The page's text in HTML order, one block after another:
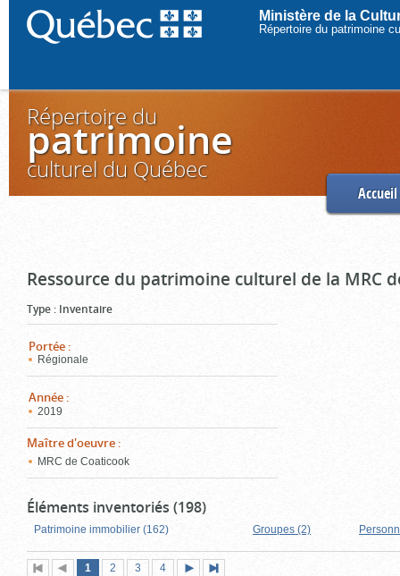
Ministère de la
Répertoire du patrimoine
Répertoire du
patrimoine
culturel du Québec
Accueil
Ressource du patrimoine culturel de la MRC
Type : Inventaire
Portée :
Régionale
Année :
2019
Maître d'oeuvre :
MRC de Coaticook
Éléments inventoriés (198)
Patrimoine immobilier (162) Groupes (2)
PremièrePage
Page
1 (pagePage
2 Page
3 Page
4